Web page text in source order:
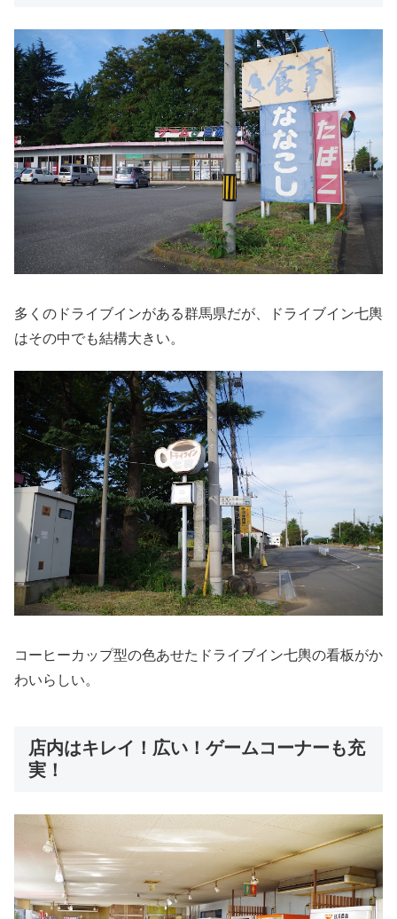
多くのドライブインがある群馬県だが、ドライブイン七輿
はその中でも結構大きい。
コーヒーカップ型の色あせたドライブイン七輿の看板がか
わいらしい。
店内はキレイ！広い！ゲームコーナーも充
実！